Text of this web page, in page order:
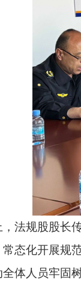
，法规股股长
态化开展规
全体人员牢固